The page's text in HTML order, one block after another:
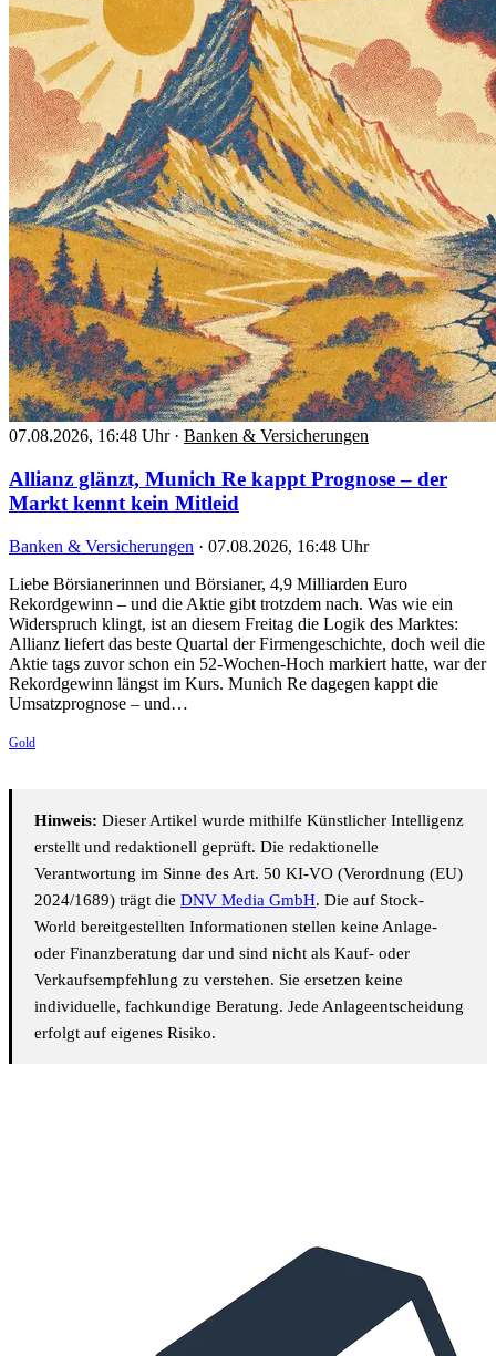
07.08.2026, 16:48 Uhr · Banken & Versicherungen
Allianz glänzt, Munich Re kappt Prognose – der
Markt kennt kein Mitleid
Banken & Versicherungen · 07.08.2026, 16:48 Uhr
Liebe Börsianerinnen und Börsianer, 4,9 Milliarden Euro
Rekordgewinn – und die Aktie gibt trotzdem nach. Was wie ein
Widerspruch klingt, ist an diesem Freitag die Logik des Marktes:
Allianz liefert das beste Quartal der Firmengeschichte, doch weil die
Aktie tags zuvor schon ein 52-Wochen-Hoch markiert hatte, war der
Rekordgewinn längst im Kurs. Munich Re dagegen kappt die
Umsatzprognose – und…
Gold
Hinweis: Dieser Artikel wurde mithilfe Künstlicher Intelligenz
erstellt und redaktionell geprüft. Die redaktionelle
Verantwortung im Sinne des Art. 50 KI-VO (Verordnung (EU)
2024/1689) trägt die DNV Media GmbH. Die auf Stock-
World bereitgestellten Informationen stellen keine Anlage-
oder Finanzberatung dar und sind nicht als Kauf- oder
Verkaufsempfehlung zu verstehen. Sie ersetzen keine
individuelle, fachkundige Beratung. Jede Anlageentscheidung
erfolgt auf eigenes Risiko.